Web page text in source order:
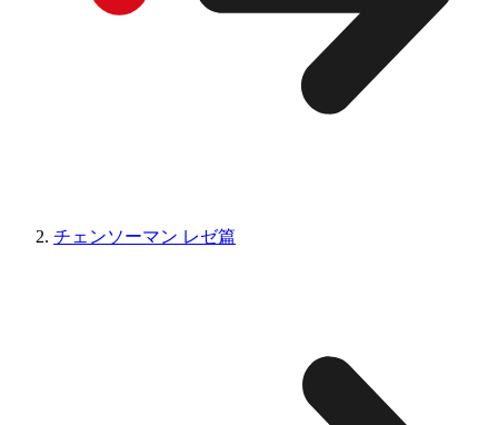
チェンソーマン レゼ篇